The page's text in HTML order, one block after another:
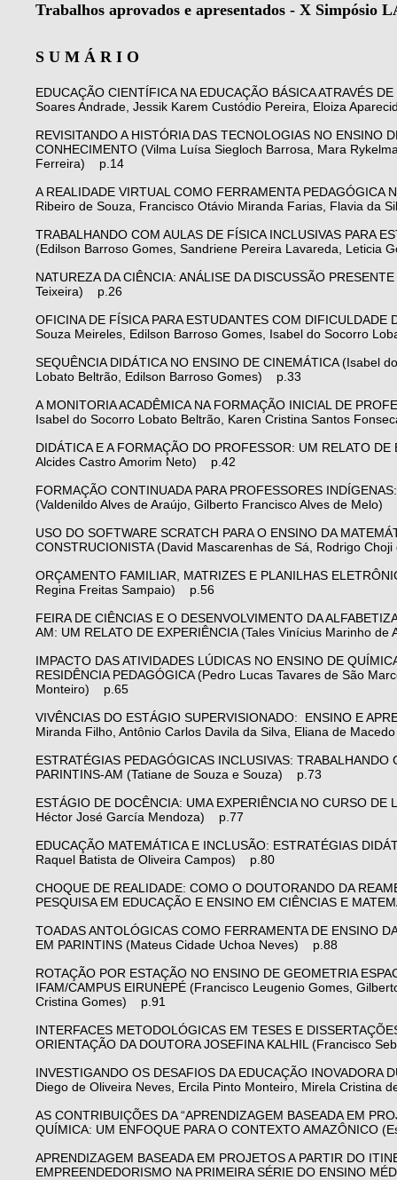
Trabalhos aprovados e apresentados - X Simpósio
S U M Á R I O
EDUCAÇÃO CIENTÍFICA NA EDUCAÇÃO BÁSICA ATRAVÉS
Soares Andrade, Jessik Karem Custódio Pereira, Eloiza
REVISITANDO A HISTÓRIA DAS TECNOLOGIAS NO ENSINO
CONHECIMENTO (Vilma Luísa Siegloch Barrosa, Mara
Ferreira) p.14
A REALIDADE VIRTUAL COMO FERRAMENTA
Ribeiro de Souza, Francisco Otávio Miranda Farias, Flavia da
TRABALHANDO COM AULAS DE FÍSICA INCLUSIVAS PARA
(Edilson Barroso Gomes, Sandriene Pereira Lavareda,
NATUREZA DA CIÊNCIA: ANÁLISE DA DISCUSSÃO
Teixeira) p.26
OFICINA DE FÍSICA PARA ESTUDANTES COM
Souza Meireles, Edilson Barroso Gomes, Isabel do Socorro
SEQUÊNCIA DIDÁTICA NO ENSINO DE CINEMÁTICA (Isabel
Lobato Beltrão, Edilson Barroso Gomes) p.33
A MONITORIA ACADÊMICA NA FORMAÇÃO INICIAL DE
Isabel do Socorro Lobato Beltrão, Karen Cristina Santos
DIDÁTICA E A FORMAÇÃO DO PROFESSOR: UM RELATO
Alcides Castro Amorim Neto) p.42
FORMAÇÃO CONTINUADA PARA PROFESSORES
(Valdenildo Alves de Araújo, Gilberto Francisco Alves de Melo)
USO DO SOFTWARE SCRATCH PARA O ENSINO DA
CONSTRUCIONISTA (David Mascarenhas de Sá, Rodrigo
ORÇAMENTO FAMILIAR, MATRIZES E PLANILHAS
Regina Freitas Sampaio) p.56
FEIRA DE CIÊNCIAS E O DESENVOLVIMENTO DA
AM: UM RELATO DE EXPERIÊNCIA (Tales Vinícius Marinho
IMPACTO DAS ATIVIDADES LÚDICAS NO ENSINO DE
RESIDÊNCIA PEDAGÓGICA (Pedro Lucas Tavares de São
Monteiro) p.65
VIVÊNCIAS DO ESTÁGIO SUPERVISIONADO: ENSINO E
Miranda Filho, Antônio Carlos Davila da Silva, Eliana de
ESTRATÉGIAS PEDAGÓGICAS INCLUSIVAS:
PARINTINS-AM (Tatiane de Souza e Souza) p.73
ESTÁGIO DE DOCÊNCIA: UMA EXPERIÊNCIA NO CURSO
Héctor José García Mendoza) p.77
EDUCAÇÃO MATEMÁTICA E INCLUSÃO: ESTRATÉGIAS
Raquel Batista de Oliveira Campos) p.80
CHOQUE DE REALIDADE: COMO O DOUTORANDO DA
PESQUISA EM EDUCAÇÃO E ENSINO EM CIÊNCIAS E
TOADAS ANTOLÓGICAS COMO FERRAMENTA DE ENSINO
EM PARINTINS (Mateus Cidade Uchoa Neves) p.88
ROTAÇÃO POR ESTAÇÃO NO ENSINO DE GEOMETRIA
IFAM/CAMPUS EIRUNEPÉ (Francisco Leugenio Gomes,
Cristina Gomes) p.91
INTERFACES METODOLÓGICAS EM TESES E
ORIENTAÇÃO DA DOUTORA JOSEFINA KALHIL (Francisco
INVESTIGANDO OS DESAFIOS DA EDUCAÇÃO INOVADORA
Diego de Oliveira Neves, Ercila Pinto Monteiro, Mirela Cristina
AS CONTRIBUIÇÕES DA “APRENDIZAGEM BASEADA EM
QUÍMICA: UM ENFOQUE PARA O CONTEXTO
APRENDIZAGEM BASEADA EM PROJETOS A PARTIR DO
EMPREENDEDORISMO NA PRIMEIRA SÉRIE DO ENSINO